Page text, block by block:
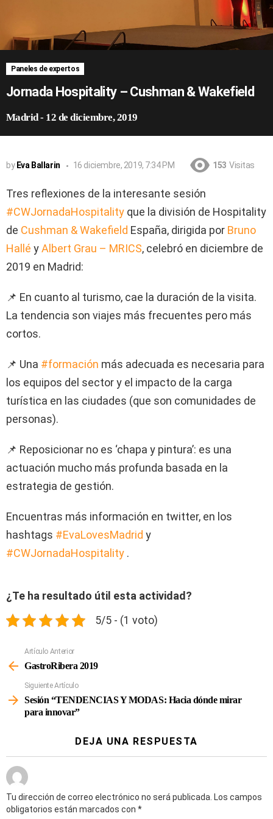
Paneles de expertos
Jornada Hospitality – Cushman & Wakefield
Madrid- 12 de diciembre, 2019
by Eva Ballarin 16 diciembre, 2019, 7:34 PM 153 Visitas
Tres reflexiones de la interesante sesión
#CWJornadaHospitality que la división de Hospitality
de Cushman & Wakefield España, dirigida por Bruno
Hallé yAlbert Grau – MRICS, celebró en diciembre de
2019 en Madrid:
📌 En cuanto al turismo, cae la duración de la visita.
La tendencia son viajes más frecuentes pero más
cortos.
📌 Una #formación más adecuada es necesaria para
los equipos del sector y el impacto de la carga
turística en las ciudades (que son comunidades de
personas).
📌 Reposicionar no es ‘chapa y pintura’: es una
actuación mucho más profunda basada en la
estrategia de gestión.
Encuentras más información en twitter, en los
hashtags #EvaLovesMadrid y
#CWJornadaHospitality .
¿Te ha resultado útil esta actividad?
5/5 - (1 voto)
Más
Artículo Anterior
GastroRibera 2019
Siguiente Artículo
Sesión “TENDENCIAS Y MODAS: Hacia dónde mirar
para innovar”
DEJA UNA RESPUESTA
Tu dirección de correo electrónico no será publicada. Los campos
obligatorios están marcados con *